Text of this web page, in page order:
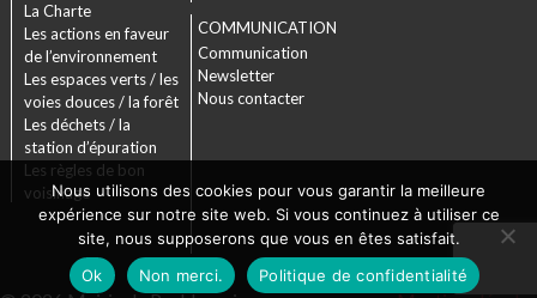
La Charte
Les actions en faveur
de l’environnement
Les espaces verts / les
voies douces / la forêt
Les déchets / la
station d’épuration
Les règles de bon
voisinage
COMMUNICATION
Communication
Newsletter
Nous contacter
Nous utilisons des cookies pour vous garantir la meilleure
expérience sur notre site web. Si vous continuez à utiliser ce
site, nous supposerons que vous en êtes satisfait.
Ok
Non merci. Politique de confidentialité